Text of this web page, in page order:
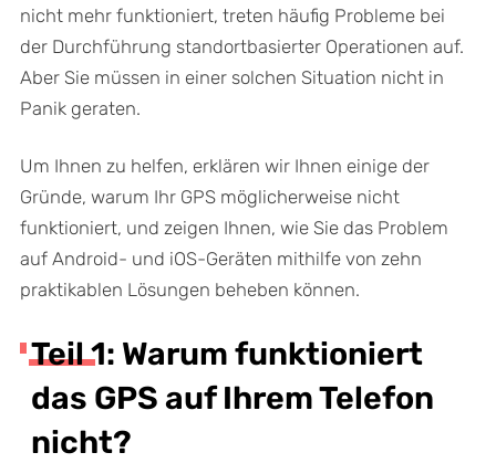
nicht mehr funktioniert, treten häufig Probleme bei
der Durchführung standortbasierter Operationen auf.
Aber Sie müssen in einer solchen Situation nicht in
Panik geraten.
Um Ihnen zu helfen, erklären wir Ihnen einige der
Gründe, warum Ihr GPS möglicherweise nicht
funktioniert, und zeigen Ihnen, wie Sie das Problem
auf Android- und iOS-Geräten mithilfe von zehn
praktikablen Lösungen beheben können.
Teil 1: Warum funktioniert
das GPS auf Ihrem Telefon
nicht?